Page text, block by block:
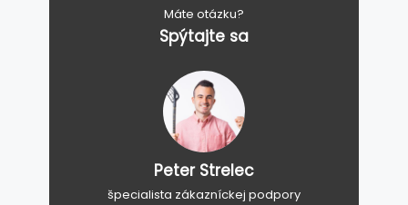
Máte otázku?
Spýtajte sa
Peter Strelec
špecialista zákazníckej podpory